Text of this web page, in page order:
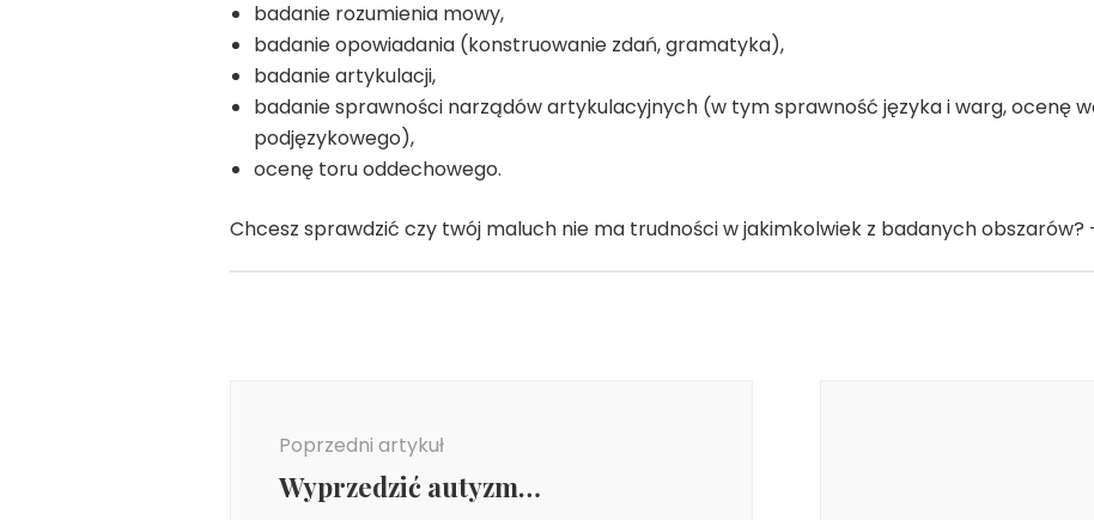
badanie rozumienia mowy,
badanie opowiadania (konstruowanie zdań, gramatyka),
badanie artykulacji,
badanie sprawności narządów artykulacyjnych (w tym sprawność języka i warg, ocenę
podjęzykowego),
ocenę toru oddechowego.
Chcesz sprawdzić czy twój maluch nie ma trudności w jakimkolwiek z badanych obszarów?
Poprzedni artykuł
Wyprzedzić autyzm…